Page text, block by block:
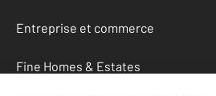
Entreprise et commerce
Fine Homes & Estates